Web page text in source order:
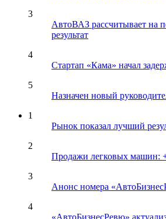
3
АвтоВАЗ рассчитывает на
результат
4
Стартап «Кама» начал
5
Назначен новый
1
Рынок показал лучший
2
Продажи легковых машин:
3
Анонс номера
4
«АвтоБизнесРевю»